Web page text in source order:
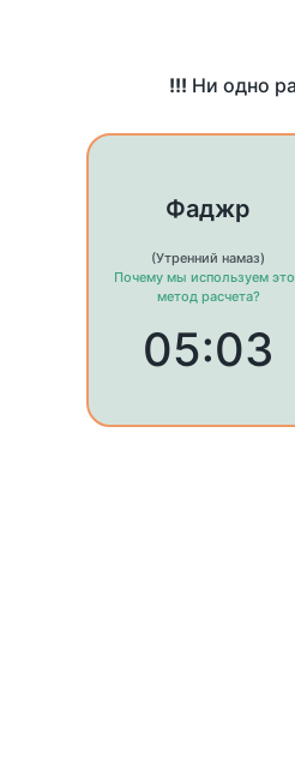
!!! Ни одно
Фаджр
(Утренний намаз)
Почему мы используем
метод расчета?
05:03